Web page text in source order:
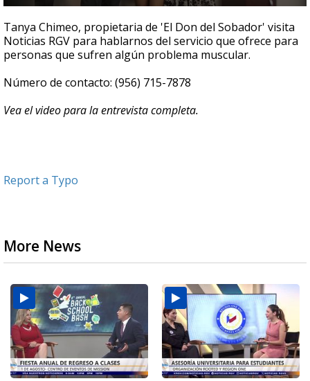
seconds
of
4
minutes,
seconds
Tanya Chimeo, propietaria de 'El Don del Sobador' visita
Noticias RGV para hablarnos del servicio que ofrece para
personas que sufren algún problema muscular.
Número de contacto: (956) 715-7878
Vea el video para la entrevista completa.
Report a Typo
More News